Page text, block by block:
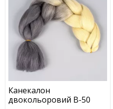
Канекалон
двокольоровий B-50